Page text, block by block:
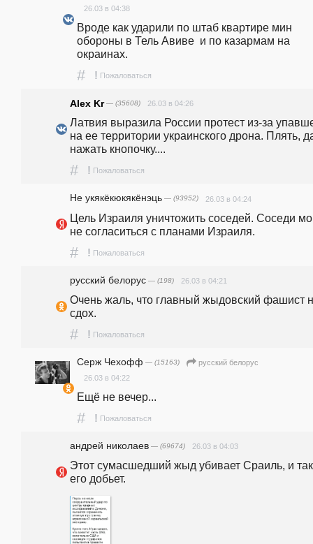
26.03 в 04:38
Вроде как ударили по штаб квартире мин
обороны в Тель Авиве  и по казармам на
окраинах.
# ! Пожаловаться
Alex Kr— (35608) 26.03 в 04:26
Латвия выразила России протест из-за
на ее территории украинского дрона. Плять,
нажать кнопочку....
# ! Пожаловаться
Не укякёкюкякёнэць — (93952) 26.03 в 04:24
Цель Израиля уничтожить соседей. Соседи
не согласиться с планами Израиля.
# ! Пожаловаться
русский белорус — (198) 26.03 в 04:21
Очень жаль, что главный жыдовский фашист
сдох.
# ! Пожаловаться
Серж Чехофф — (15163)
русский белорус
26.03 в 04:22
Ещё не вечер...
# ! Пожаловаться
андpeй николаев — (69674) 26.03 в 04:03
Этот сумасшедший жыд убивает Сраиль, и
его добьет.